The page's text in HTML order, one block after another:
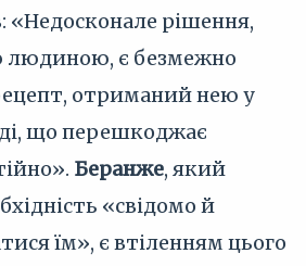
«Недосконале рішення,
людиною, є безмежно
отриманий нею у
що перешкоджає
Беранже, який
«свідомо й
їм», є втіленням цього